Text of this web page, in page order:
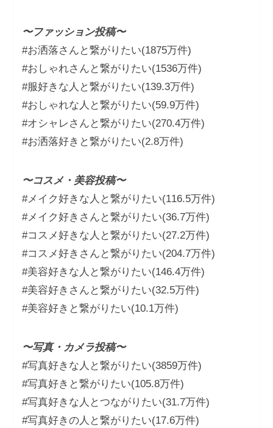
〜ファッション投稿〜
#お洒落さんと繋がりたい(1875万件)
#おしゃれさんと繋がりたい(1536万件)
#服好きな人と繋がりたい(139.3万件)
#おしゃれな人と繋がりたい(59.9万件)
#オシャレさんと繋がりたい(270.4万件)
#お洒落好きと繋がりたい(2.8万件)
〜コスメ・美容投稿〜
#メイク好きな人と繋がりたい(116.5万件)
#メイク好きさんと繋がりたい(36.7万件)
#コスメ好きな人と繋がりたい(27.2万件)
#コスメ好きさんと繋がりたい(204.7万件)
#美容好きな人と繋がりたい(146.4万件)
#美容好きさんと繋がりたい(32.5万件)
#美容好きと繋がりたい(10.1万件)
〜写真・カメラ投稿〜
#写真好きな人と繋がりたい(3859万件)
#写真好きと繋がりたい(105.8万件)
#写真好きな人とつながりたい(31.7万件)
#写真好きの人と繋がりたい(17.6万件)